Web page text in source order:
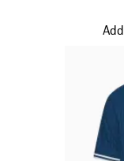
Diapositive 10 sur 20